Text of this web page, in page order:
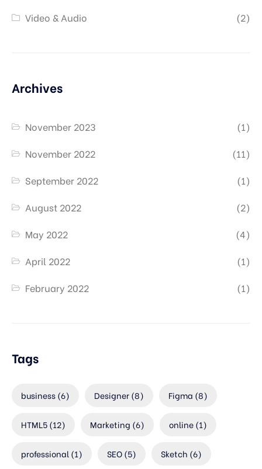
Video & Audio
(2)
Archives
November 2023
(1)
November 2022
(11)
September 2022
(1)
August 2022
(2)
May 2022
(4)
April 2022
(1)
February 2022
(1)
Tags
business(6) Designer(8) Figma (8)
HTML5(12) Marketing (6) online(1)
professional (1) SEO(5) Sketch (6)